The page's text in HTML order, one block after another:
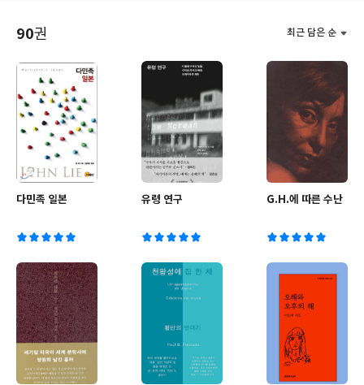
최근 담은 순
90권
다민족 일본 유령 연구 G.H.에 따른 수난